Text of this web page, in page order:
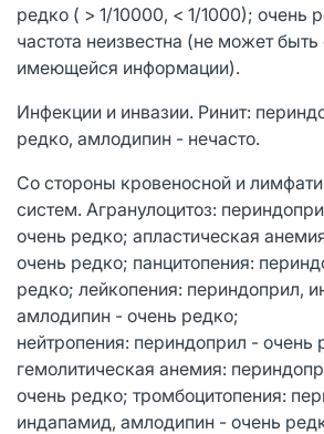
редко ( > 1/10000, < 1/1000); очень
частота неизвестна (не может
имеющейся информации).
Инфекции и инвазии. Ринит:
редко, амлодипин - нечасто.
Со стороны кровеносной и
систем. Агранулоцитоз:
очень редко; апластическая
очень редко; панцитопения:
редко; лейкопения: периндоприл,
амлодипин - очень редко;
нейтропения: периндоприл - очень
гемолитическая анемия:
очень редко; тромбоцитопения:
индапамид, амлодипин - очень